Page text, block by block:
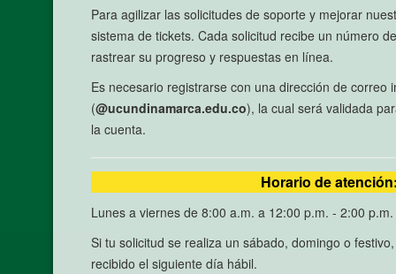
Para agilizar las solicitudes de soporte y mejorar
sistema de tickets. Cada solicitud recibe un número
rastrear su progreso y respuestas en línea.
Es necesario registrarse con una dirección de correo
(@ucundinamarca.edu.co), la cual será validada
la cuenta.
Horario de
Lunes a viernes de 8:00 a.m. a 12:00 p.m. - 2:00
Si tu solicitud se realiza un sábado, domingo o
recibido el siguiente día hábil.